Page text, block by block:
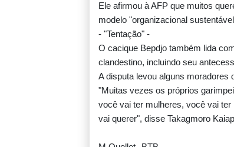
Ele afirmou à AFP que muitos
modelo "organizacional
- "Tentação" -
O cacique Bepdjo também lida
clandestino, incluindo seu
A disputa levou alguns moradores
"Muitas vezes os próprios
você vai ter mulheres, você vai
vai querer", disse Takagmoro